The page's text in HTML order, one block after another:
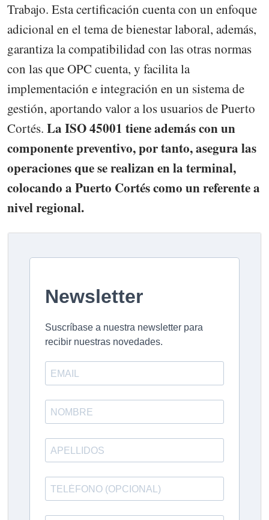
Trabajo. Esta certificación cuenta con un enfoque
adicional en el tema de bienestar laboral, además,
garantiza la compatibilidad con las otras normas
con las que OPC cuenta, y facilita la
implementación e integración en un sistema de
gestión, aportando valor a los usuarios de Puerto
Cortés. La ISO 45001 tiene además con un
componente preventivo, por tanto, asegura las
operaciones que se realizan en la terminal,
colocando a Puerto Cortés como un referente a
nivel regional.